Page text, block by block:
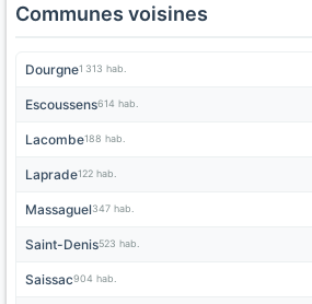
Communes voisines
Dourgne1 313 hab.
Escoussens614 hab.
Lacombe188 hab.
Laprade122 hab.
Massaguel347 hab.
Saint-Denis523 hab.
Saissac904 hab.